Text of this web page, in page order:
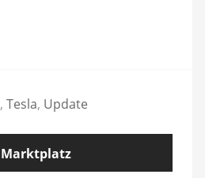
, Tesla, Update
Marktplatz